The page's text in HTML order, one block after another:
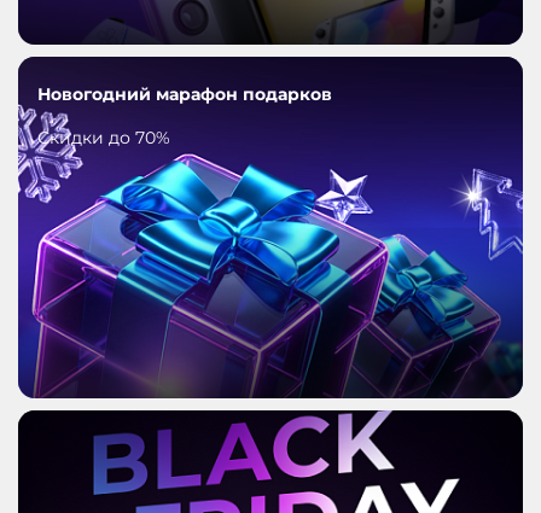
Новогодний марафон подарков
Скидки до 70%